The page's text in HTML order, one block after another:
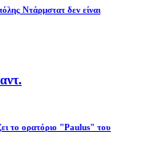
Ντάρμστατ δεν είναι
το ορατόριο "Paulus" του